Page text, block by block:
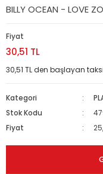
BILLY OCEAN - LOVE
Fiyat
30,51 TL
30,51 TL den başlayan
Kategori
Stok Kodu
Fiyat